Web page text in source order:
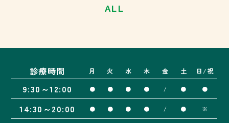
ALL
診療時間 月 火 水 木 金 土 日/祝
9:30～12:00 ● ● ● ● / ● ●
14:30～20:00 ● ● ● ● / ● ※